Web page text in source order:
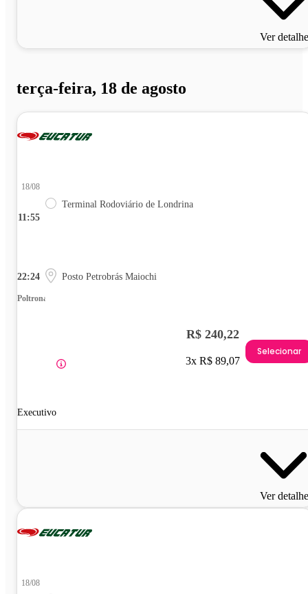
Ver
terça-feira, 18 de agosto
11:55
18/08
Terminal Rodoviário de Londrina
22:24 Posto Petrobrás Maiochi
Poltrona
Executivo
R$ 240,22
3x R$ 89,07
Selecionar
Ver
18/08